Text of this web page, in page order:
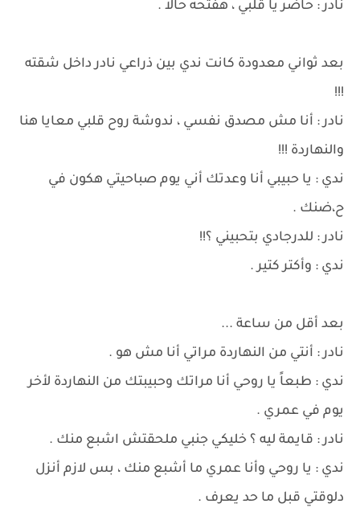
نادر : حاضر يا قلبي ، هفتحه حالاً .
بعد ثواني معدودة كانت ندي بين ذراعي نادر داخل شقته
!!!
نادر : أنا مش مصدق نفسي ، ندوشة روح قلبي معايا هنا
والنهاردة !!!
ندي : يا حبيبي أنا وعدتك أني يوم صباحيتي هكون في
ح،ضنك .
نادر : للدرجادي بتحبيني ؟!!
ندي : وأكتر كتير .
بعد أقل من ساعة ...
نادر : أنتي من النهاردة مراتي أنا مش هو .
ندي : طبعاً يا روحي أنا مراتك وحبيبتك من النهاردة لأخر
يوم في عمري .
نادر : قايمة ليه ؟ خليكي جنبي ملحقتش اشبع منك .
ندي : يا روحي وأنا عمري ما أشبع منك ، بس لازم أنزل
دلوقتي قبل ما حد يعرف .